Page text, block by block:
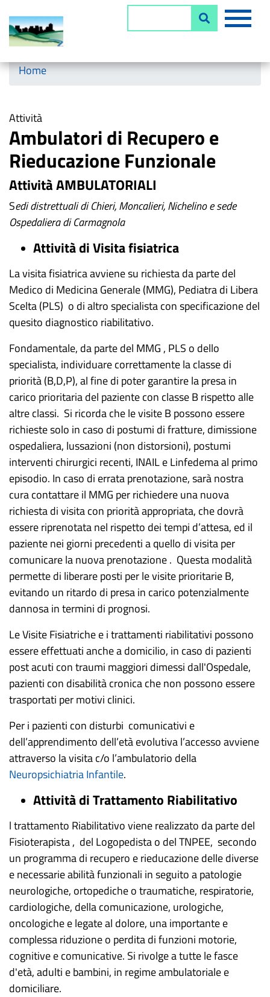
Salta
Horizontal menu
Home
Attività
Ambulatori di Recupero e
Rieducazione Funzionale
Attività AMBULATORIALI
Sedi distrettuali di Chieri, Moncalieri, Nichelino e sede
Ospedaliera di Carmagnola
Attività di Visita fisiatrica
La visita fisiatrica avviene su richiesta da parte del
Medico di Medicina Generale (MMG), Pediatra di Libera
Scelta (PLS) o di altro specialista con specificazione del
quesito diagnostico riabilitativo.
Fondamentale, da parte del MMG , PLS o dello
specialista, individuare correttamente la classe di
priorità (B,D,P), al fine di poter garantire la presa in
carico prioritaria del paziente con classe B rispetto alle
altre classi. Si ricorda che le visite B possono essere
richieste solo in caso di postumi di fratture, dimissione
ospedaliera, lussazioni (non distorsioni), postumi
interventi chirurgici recenti, INAIL e Linfedema al primo
episodio. In caso di errata prenotazione, sarà nostra
cura contattare il MMG per richiedere una nuova
richiesta di visita con priorità appropriata, che dovrà
essere riprenotata nel rispetto dei tempi d’attesa, ed il
paziente nei giorni precedenti a quello di visita per
comunicare la nuova prenotazione . Questa modalità
permette di liberare posti per le visite prioritarie B,
evitando un ritardo di presa in carico potenzialmente
dannosa in termini di prognosi.
Le Visite Fisiatriche e i trattamenti riabilitativi possono
essere effettuati anche a domicilio, in caso di pazienti
post acuti con traumi maggiori dimessi dall'Ospedale,
pazienti con disabilità cronica che non possono essere
trasportati per motivi clinici.
Per i pazienti con disturbi comunicativi e
dell’apprendimento dell’età evolutiva l’accesso avviene
attraverso la visita c/o l’ambulatorio della
Neuropsichiatria Infantile.
Attività di Trattamento Riabilitativo
l trattamento Riabilitativo viene realizzato da parte del
Fisioterapista , del Logopedista o del TNPEE, secondo
un programma di recupero e rieducazione delle diverse
e necessarie abilità funzionali in seguito a patologie
neurologiche, ortopediche o traumatiche, respiratorie,
cardiologiche, della comunicazione, urologiche,
oncologiche e legate al dolore, una importante e
complessa riduzione o perdita di funzioni motorie,
cognitive e comunicative. Si rivolge a tutte le fasce
d'età, adulti e bambini, in regime ambulatoriale e
domiciliare.